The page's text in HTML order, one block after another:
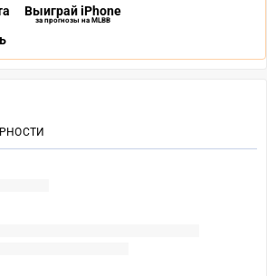
Выиграй iPhone
за прогнозы на MLBB